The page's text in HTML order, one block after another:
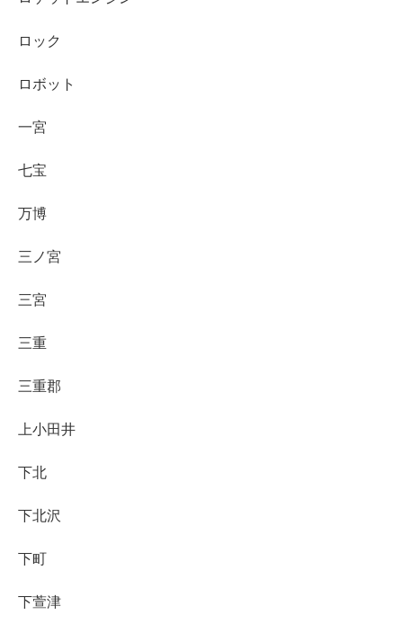
ロック
ロボット
一宮
七宝
万博
三ノ宮
三宮
三重
三重郡
上小田井
下北
下北沢
下町
下萱津